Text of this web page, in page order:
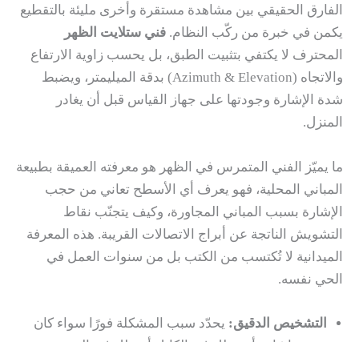
الفارق الحقيقي بين مشاهدة مستقرة وأخرى مليئة بالتقطيع
يكمن في خبرة من ركّب النظام. فني ستلايت الظهر
المحترف لا يكتفي بتثبيت الطبق، بل يحسب زاوية الارتفاع
والاتجاه (Azimuth & Elevation) بدقة الميليمتر، ويضبط
شدة الإشارة وجودتها على جهاز القياس قبل أن يغادر
المنزل.
ما يميّز الفني المتمرس في الظهر هو معرفته العميقة بطبيعة
المباني المحلية، فهو يعرف أي الأسطح تعاني من حجب
الإشارة بسبب المباني المجاورة، وكيف يتجنّب نقاط
التشويش الناتجة عن أبراج الاتصالات القريبة. هذه المعرفة
الميدانية لا تُكتسب من الكتب بل من سنوات العمل في
الحي نفسه.
التشخيص الدقيق: يحدّد سبب المشكلة فورًا سواء كان